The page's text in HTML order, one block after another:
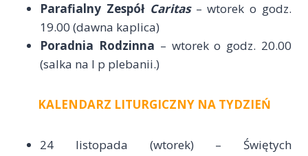
Parafialny Zespół Caritas– wtorek o godz.
19.00 (dawna kaplica)
Poradnia Rodzinna – wtorek o godz. 20.00
(salka na I p plebanii.)
KALENDARZ LITURGICZNY NA TYDZIEŃ
24 listopada (wtorek) – Świętych